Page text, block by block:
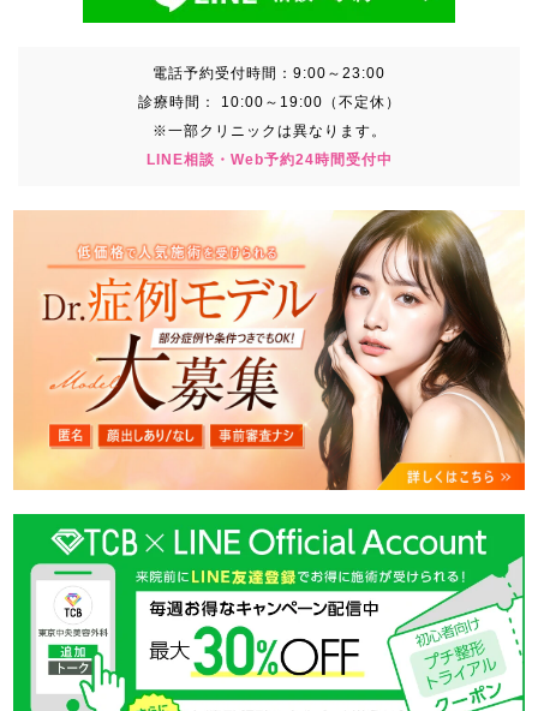
電話予約受付時間： 9:00～23:00
診療時間：
10:00～19:00（不定休）
※一部クリニックは異なります。
LINE相談・Web予約24時間受付中